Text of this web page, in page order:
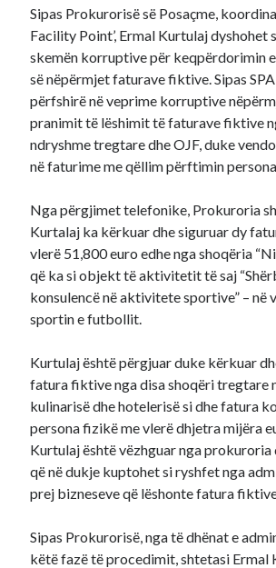
Sipas Prokurorisë së Posaçme,
Facility Point’, Ermal Kurtulaj dyshohet
skemën korruptive për keqpërdorimin
së nëpërmjet faturave fiktive. Sipas
përfshirë në veprime korruptive
pranimit të lëshimit të faturave fiktive
ndryshme tregtare dhe OJF, duke
në faturime me qëllim përftimin
Nga përgjimet telefonike, Prokuroria
Kurtalaj ka kërkuar dhe siguruar dy
vlerë 51,800 euro edhe nga shoqëria
që ka si objekt të aktivitetit të saj
konsulencë në aktivitete sportive” – në
sportin e futbollit.
Kurtulaj është përgjuar duke kërkuar
fatura fiktive nga disa shoqëri tregtare
kulinarisë dhe hotelerisë si dhe fatura
persona fizikë me vlerë dhjetra mijëra
Kurtulaj është vëzhguar nga prokuroria
që në dukje kuptohet si ryshfet nga
prej bizneseve që lëshonte fatura
Sipas Prokurorisë, nga të dhënat e
këtë fazë të procedimit, shtetasi Ermal